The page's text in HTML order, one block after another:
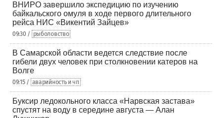
ВНИРО завершило экспедицию по изучению
байкальского омуля в ходе первого длительного
рейса НИС «Викентий Зайцев»
09:30 / рыболовство
В Самарской области ведется следствие после
гибели двух человек при столкновении катеров на
Волге
09:15 / аварийность и чп
Буксир ледокольного класса «Нарвская застава»
спустят на воду в середине августа — Алан